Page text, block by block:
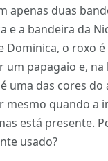
apenas duas
e a bandeira da
Dominica, o roxo
um papagaio e, na
uma das cores do
mesmo quando a
está presente.
usado?